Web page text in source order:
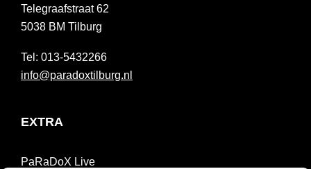
Telegraafstraat 62
5038 BM Tilburg
013-5432266
info@paradoxtilburg.nl
EXTRA
PaRaDoX Live